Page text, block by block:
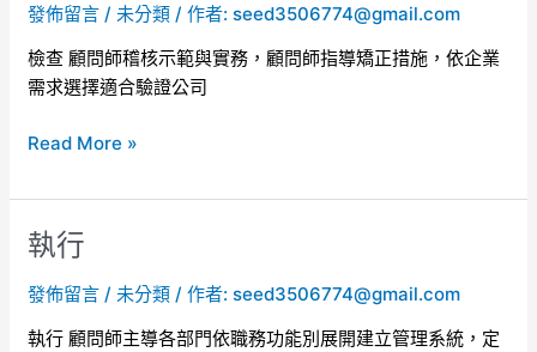
發佈留言 / 未分類 / 作者: seed3506774@gmail.com
檢查 顧問師稽核示範與實務，顧問師指導矯正措施，依企業
需求選擇適合驗證公司
Read More »
執行
發佈留言 / 未分類 / 作者: seed3506774@gmail.com
執行 顧問師主導各部門依職務功能別展開建立管理系統，定
執